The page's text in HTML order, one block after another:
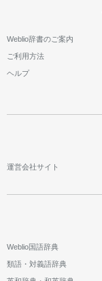
Weblio辞書のご案内
ご利用方法
ヘルプ
運営会社サイト
Weblio国語辞典
類語・対義語辞典